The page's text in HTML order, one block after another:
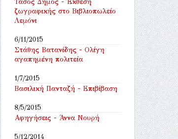
Τασος Δήμος - Έκθεση
ζωγραφικής στο Βιβλιοπωλείο
Λεμόνι
6/11/2015
Στάθης Βατανίδης - Ολίγη
αγαπημένη πολιτεία
1/7/2015
Βασιλική Πανταζή - Επιβίβαση
8/5/2015
Αφηγήσεις - Άννα Νουρή
5/12/2014